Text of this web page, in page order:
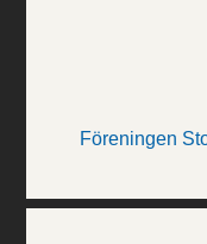
Föreningen